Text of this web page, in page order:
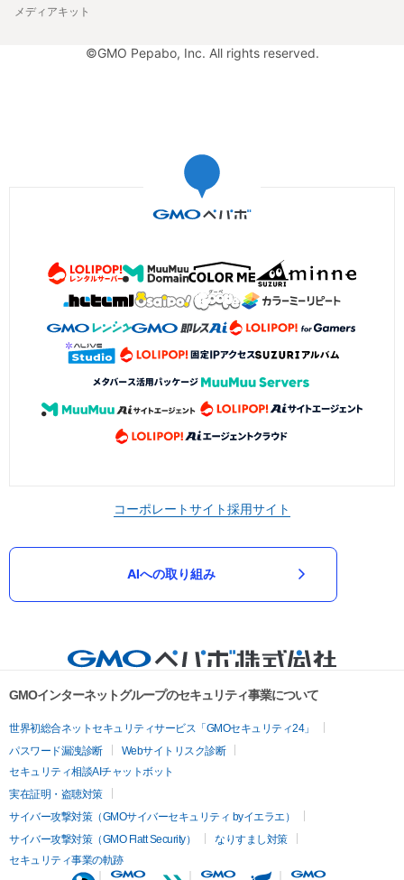
メディアキット
©GMO Pepabo, Inc. All rights reserved.
コーポレートサイト採用サイト
AIへの取り組み
GMOインターネットグループのセキュリティ事業について
世界初総合ネットセキュリティサービス「GMOセキュリティ24」
パスワード漏洩診断
Webサイトリスク診断
セキュリティ相談AIチャットボット
実在証明・盗聴対策
サイバー攻撃対策（GMOサイバーセキュリティ byイエラエ）
サイバー攻撃対策（GMO Flatt Security）
なりすまし対策
セキュリティ事業の軌跡